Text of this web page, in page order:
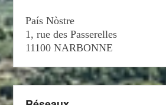
País Nòstre
1, rue des Passerelles
11100 NARBONNE